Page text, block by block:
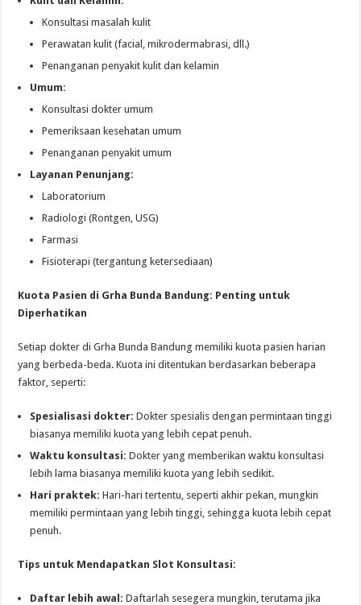
Konsultasi masalah kulit
Perawatan kulit (facial, mikrodermabrasi, dll.)
Penanganan penyakit kulit dan kelamin
Umum:
Konsultasi dokter umum
Pemeriksaan kesehatan umum
Penanganan penyakit umum
Layanan Penunjang:
Laboratorium
Radiologi (Rontgen, USG)
Farmasi
Fisioterapi (tergantung ketersediaan)
Kuota Pasien di Grha Bunda Bandung: Penting untuk
Diperhatikan
Setiap dokter di Grha Bunda Bandung memiliki kuota pasien harian
yang berbeda-beda. Kuota ini ditentukan berdasarkan beberapa
faktor, seperti:
Spesialisasi dokter: Dokter spesialis dengan permintaan tinggi
biasanya memiliki kuota yang lebih cepat penuh.
Waktu konsultasi: Dokter yang memberikan waktu konsultasi
lebih lama biasanya memiliki kuota yang lebih sedikit.
Hari praktek: Hari-hari tertentu, seperti akhir pekan, mungkin
memiliki permintaan yang lebih tinggi, sehingga kuota lebih cepat
penuh.
Tips untuk Mendapatkan Slot Konsultasi:
Daftar lebih awal: Daftarlah sesegera mungkin, terutama jika